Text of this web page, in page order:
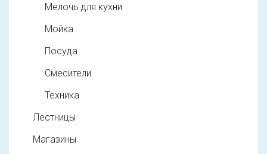
Мелочь для кухни
Мойка
Посуда
Смесители
Техника
Лестницы
Магазины